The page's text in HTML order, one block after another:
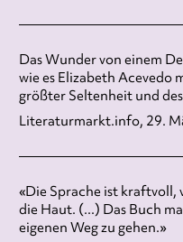
Das Wunder von einem
wie es Elizabeth Acevedo
größter Seltenheit und
Literaturmarkt.info, 29.
«Die Sprache ist
die Haut. (...) Das Buch
eigenen Weg zu gehen.»